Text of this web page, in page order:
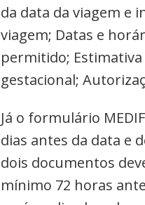
da data da viagem e
viagem; Datas e
permitido;
gestacional;
Já o formulário
dias antes da data e
dois documentos
mínimo 72 horas